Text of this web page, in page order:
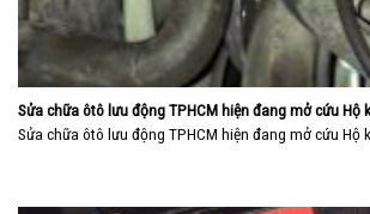
Sửa chữa ôtô lưu động TPHCM hiện đang mở cứu Hộ
Sửa chữa ôtô lưu động TPHCM hiện đang mở cứu Hộ